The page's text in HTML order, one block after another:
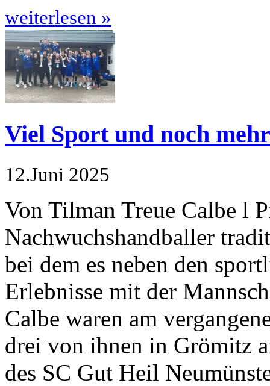
weiterlesen »
Viel Sport und noch
12.Juni 2025
Von Tilman Treue Calbe l
Nachwuchshandballer
bei dem es neben den
Erlebnisse mit der
Calbe waren am
drei von ihnen in Grömitz
des SC Gut Heil